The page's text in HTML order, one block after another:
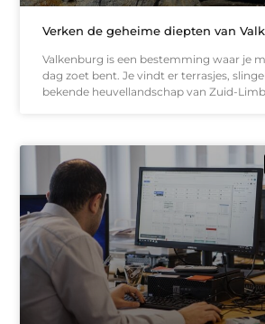
Verken de geheime diepten van
Valkenburg is een bestemming waar je
dag zoet bent. Je vindt er terrasjes,
bekende heuvellandschap van Zuid-